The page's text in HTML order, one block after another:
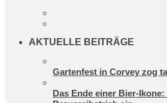
AKTUELLE BEITRÄGE
Gartenfest in Corvey zog
Das Ende einer Bier-